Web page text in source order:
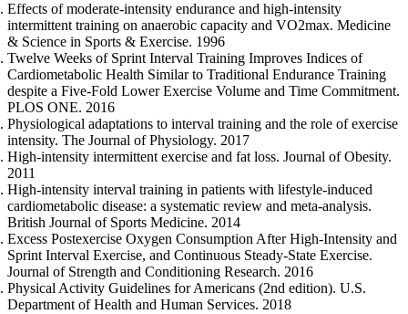
Effects of moderate-intensity endurance and high-intensity
intermittent training on anaerobic capacity and VO2max. Medicine
& Science in Sports & Exercise. 1996
Twelve Weeks of Sprint Interval Training Improves Indices of
Cardiometabolic Health Similar to Traditional Endurance Training
despite a Five-Fold Lower Exercise Volume and Time Commitment.
PLOS ONE. 2016
Physiological adaptations to interval training and the role of exercise
intensity. The Journal of Physiology. 2017
High-intensity intermittent exercise and fat loss. Journal of Obesity.
2011
High-intensity interval training in patients with lifestyle-induced
cardiometabolic disease: a systematic review and meta-analysis.
British Journal of Sports Medicine. 2014
Excess Postexercise Oxygen Consumption After High-Intensity and
Sprint Interval Exercise, and Continuous Steady-State Exercise.
Journal of Strength and Conditioning Research. 2016
Physical Activity Guidelines for Americans (2nd edition). U.S.
Department of Health and Human Services. 2018